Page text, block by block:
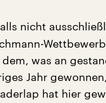
nicht
dem, was an
Jahr
hat hier